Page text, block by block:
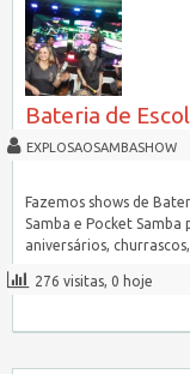
Bateria de
EXPLOSAOSAMBASHOW
Fazemos shows de
Samba e Pocket
aniversários,
276 visitas, 0 hoje